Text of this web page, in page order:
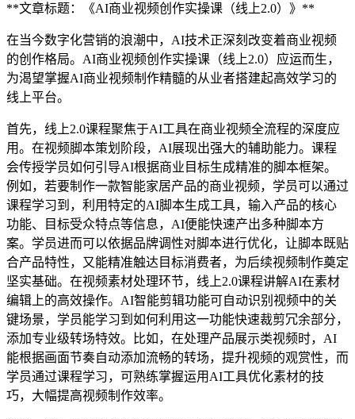
**文章标题：《AI商业视频创作实操课（线上2.0）》**
在当今数字化营销的浪潮中，AI技术正深刻改变着商业视频
的创作格局。AI商业视频创作实操课（线上2.0）应运而生，
为渴望掌握AI商业视频制作精髓的从业者搭建起高效学习的
线上平台。
首先，线上2.0课程聚焦于AI工具在商业视频全流程的深度应
用。在视频脚本策划阶段，AI展现出强大的辅助能力。课程
会传授学员如何引导AI根据商业目标生成精准的脚本框架。
例如，若要制作一款智能家居产品的商业视频，学员可以通过
课程学习到，利用特定的AI脚本生成工具，输入产品的核心
功能、目标受众特点等信息，AI便能快速产出多种脚本方
案。学员进而可以依据品牌调性对脚本进行优化，让脚本既贴
合产品特性，又能精准触达目标消费者，为后续视频制作奠定
坚实基础。在视频素材处理环节，线上2.0课程讲解AI在素材
编辑上的高效操作。AI智能剪辑功能可自动识别视频中的关
键场景，学员能学习到如何利用这一功能快速裁剪冗余部分，
添加专业级转场特效。比如，在处理产品展示类视频时，AI
能根据画面节奏自动添加流畅的转场，提升视频的观赏性，而
学员通过课程学习，可熟练掌握运用AI工具优化素材的技
巧，大幅提高视频制作效率。